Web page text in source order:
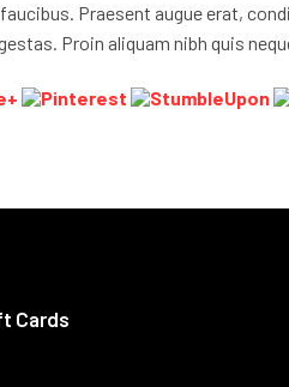
Praesent augue erat,
Proin aliquam nibh quis
Cards